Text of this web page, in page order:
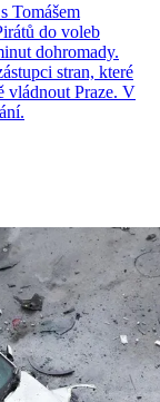
Tomášem
do voleb
dohromady.
stran, které
vládnout Praze. V